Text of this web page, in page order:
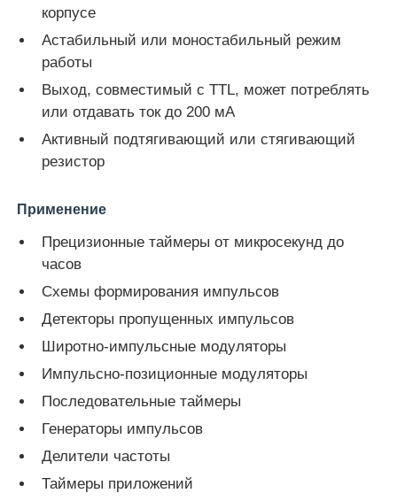
Продукты
Видеозаписи
О нас
Экскурсия по заводу
Контроль качества
Свяжитесь с нами
Новости
Случаи
FPGA Field Programmable Gate Array (ФПГА
корпусе
Астабильный или моностабильный режим
работы
Выход, совместимый с TTL, может потреблять
или отдавать ток до 200 мА
Активный подтягивающий или стягивающий
резистор
Применение
Прецизионные таймеры от микросекунд до
часов
Схемы формирования импульсов
Детекторы пропущенных импульсов
Широтно-импульсные модуляторы
Импульсно-позиционные модуляторы
Последовательные таймеры
Генераторы импульсов
Делители частоты
Таймеры приложений